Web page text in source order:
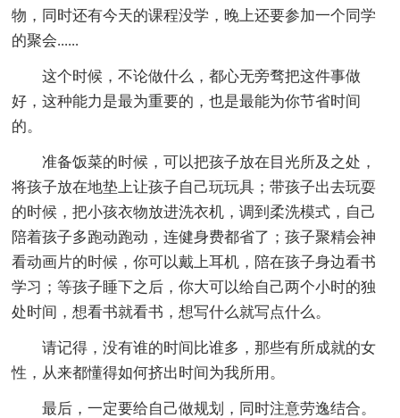
物，同时还有今天的课程没学，晚上还要参加一个同学
的聚会......
这个时候，不论做什么，都心无旁骛把这件事做
好，这种能力是最为重要的，也是最能为你节省时间
的。
准备饭菜的时候，可以把孩子放在目光所及之处，
将孩子放在地垫上让孩子自己玩玩具；带孩子出去玩耍
的时候，把小孩衣物放进洗衣机，调到柔洗模式，自己
陪着孩子多跑动跑动，连健身费都省了；孩子聚精会神
看动画片的时候，你可以戴上耳机，陪在孩子身边看书
学习；等孩子睡下之后，你大可以给自己两个小时的独
处时间，想看书就看书，想写什么就写点什么。
请记得，没有谁的时间比谁多，那些有所成就的女
性，从来都懂得如何挤出时间为我所用。
最后，一定要给自己做规划，同时注意劳逸结合。